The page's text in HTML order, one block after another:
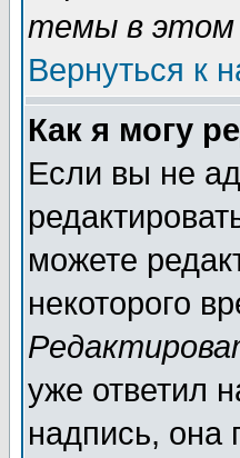
темы в этом
Вернуться к
Как я могу
Если вы не
можете
некоторого
уже ответил
надпись, она